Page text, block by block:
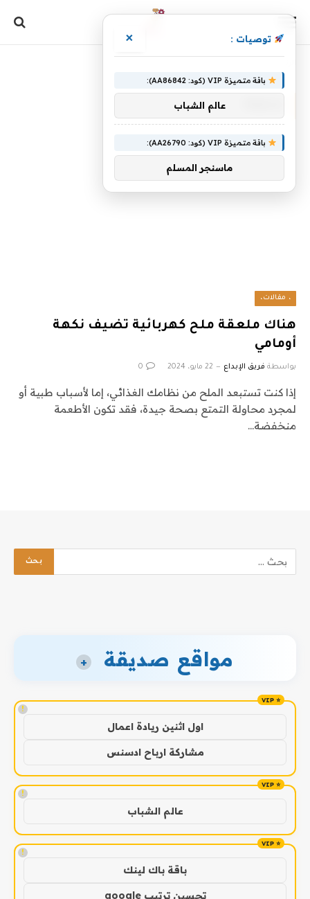
، مقالات،
هناك ملعقة ملح كهربائية تضيف نكهة
أومامي
بواسطة فريق الإبداع 22 مايو، 2024 0
إذا كنت تستبعد الملح من نظامك الغذائي، إما لأسباب طبية أو
لمجرد محاولة التمتع بصحة جيدة، فقد تكون الأطعمة
منخفضة…
مواقع صديقة +
!
اول اثنين ريادة اعمال
مشاركة ارباح ادسنس
!
عالم الشباب
!
باقة باك لينك
تحسين ترتيب google
توصيات : ×
باقة متميزة VIP (كود: AA86842):
عالم الشباب
باقة متميزة VIP (كود: AA26790):
ماسنجر المسلم